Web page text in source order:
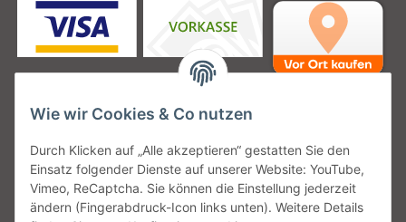
Unsere Versanddienstleister
Wie wir Cookies & Co nutzen
Durch Klicken auf „Alle akzeptieren“ gestatten Sie den
Einsatz folgender Dienste auf unserer Website: YouTube,
Vimeo, ReCaptcha. Sie können die Einstellung jederzeit
ändern (Fingerabdruck-Icon links unten). Weitere Details